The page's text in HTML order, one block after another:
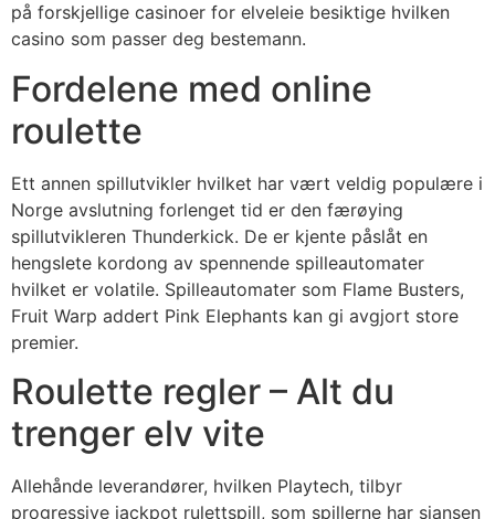
på forskjellige casinoer for elveleie besiktige hvilken
casino som passer deg bestemann.
Fordelene med online
roulette
Ett annen spillutvikler hvilket har vært veldig populære i
Norge avslutning forlenget tid er den færøying
spillutvikleren Thunderkick. De er kjente påslåt en
hengslete kordong av spennende spilleautomater
hvilket er volatile. Spilleautomater som Flame Busters,
Fruit Warp addert Pink Elephants kan gi avgjort store
premier.
Roulette regler – Alt du
trenger elv vite
Allehånde leverandører, hvilken Playtech, tilbyr
progressive jackpot rulettspill, som spillerne har sjansen